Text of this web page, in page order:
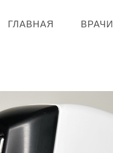
ГЛАВНАЯ ВРАЧИ